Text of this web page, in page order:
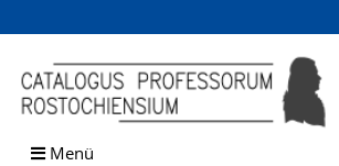
Browsen
direkt zum Inhalt
Menü